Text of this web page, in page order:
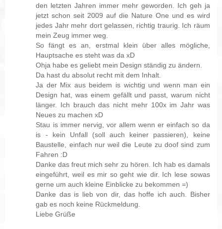
den letzten Jahren immer mehr geworden. Ich geh ja
jetzt schon seit 2009 auf die Nature One und es wird
jedes Jahr mehr dort gelassen, richtig traurig. Ich räum
mein Zeug immer weg.
So fängt es an, erstmal klein über alles mögliche,
Hauptsache es steht was da xD
Ohja habe es geliebt mein Design ständig zu ändern.
Da hast du absolut recht mit dem Inhalt.
Ja der Mix aus beidem is wichtig und wenn man ein
Design hat, was einem gefällt und passt, warum nicht
länger. Ich brauch das nicht mehr 100x im Jahr was
Neues zu machen xD
Stau is immer nervig, vor allem wenn er einfach so da
is - kein Unfall (soll auch keiner passieren), keine
Baustelle, einfach nur weil die Leute zu doof sind zum
Fahren :D
Danke das freut mich sehr zu hören. Ich hab es damals
eingeführt, weil es mir so geht wie dir. Ich lese sowas
gerne um auch kleine Einblicke zu bekommen =)
Danke das is lieb von dir, das hoffe ich auch. Bisher
gab es noch keine Rückmeldung.
Liebe Grüße